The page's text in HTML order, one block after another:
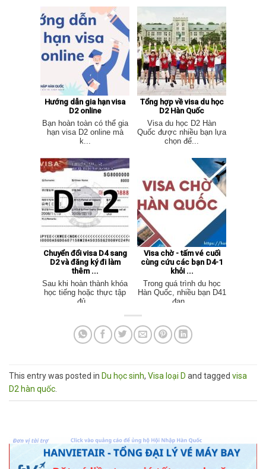
Hướng dẫn gia hạn visa
D2 online
Bạn hoàn toàn có thể gia
hạn visa D2 online mà
k...
Tổng hợp về visa du học
D2 Hàn Quốc
Visa du học D2 Hàn
Quốc được nhiều bạn lựa
chọn để...
Chuyển đổi visa D4 sang
D2 và đăng ký đi làm
thêm ...
Sau khi hoàn thành khóa
học tiếng hoặc thực tập
đủ...
Visa chờ - tấm vé cuối
cùng cứu các bạn D4-1
khỏi ...
Trong quá trình du học
Hàn Quốc, nhiều bạn D41
đan...
This entry was posted in Du học sinh, Visa loại D and tagged visa
D2 hàn quốc